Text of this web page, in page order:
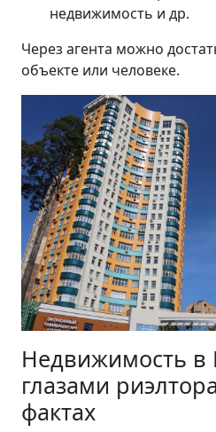
недвижимость и др.
Через агента можно
объекте или человеке.
Недвижимость в
глазами
фактах